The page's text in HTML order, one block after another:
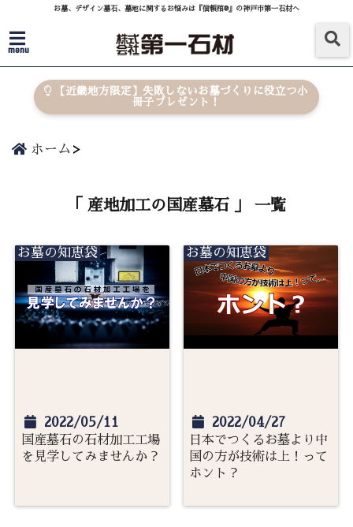
お墓、デザイン墓石、墓地に関するお悩みは『信頼棺®』の神戸市第一石材へ
menu
【近畿地方限定】失敗しないお墓づくりに役立つ小
冊子プレゼント！
ホーム
「 産地加工の国産墓石 」 一覧
お墓の知恵袋
2022/05/11
国産墓石の石材加工工場
を見学してみませんか？
お墓の知恵袋
2022/04/27
日本でつくるお墓より中
国の方が技術は上！って
ホント？